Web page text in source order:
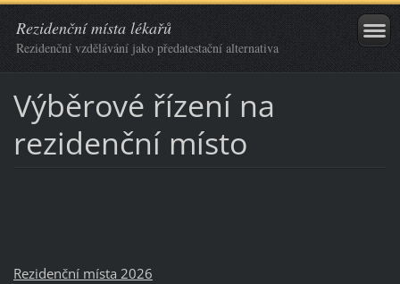
Rezidenční místa lékařů
Rezidenční vzdělávání jako předatestační alternativa
Výběrové řízení na
rezidenční místo
Rezidenční místa 2026